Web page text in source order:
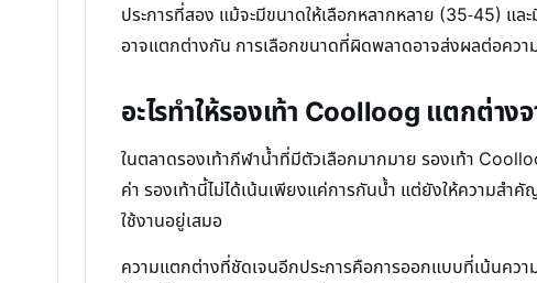
ประการที่สอง แม้จะมีขนาดให้เลือกหลากหลาย (35-45) แล
อาจแตกต่างกัน การเลือกขนาดที่ผิดพลาดอาจส่งผลต่อความ
อะไรทำให้รองเท้า Coolloog แตกต่าง
ในตลาดรองเท้ากีฬาน้ำที่มีตัวเลือกมากมาย รองเท้า
ค่า รองเท้านี้ไม่ได้เน้นเพียงแค่การกันน้ำ แต่ยังให้ความส
ใช้งานอยู่เสมอ
ความแตกต่างที่ชัดเจนอีกประการคือการออกแบบที่เน้นควา